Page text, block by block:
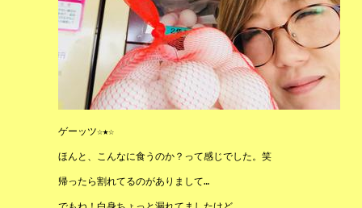
ゲーッツ☆★☆
ほんと、こんなに食うのか？って感じでした。笑
帰ったら割れてるのがありまして…